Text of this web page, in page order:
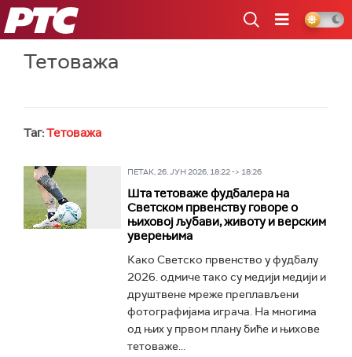
РТС
Тетоважа
Таг:Тетоважа
ПЕТАК, 26. ЈУН 2026, 18:22 -> 18:26
Шта тетоваже фудбалера на
Светском првенству говоре о
њиховој љубави, животу и верским
уверењима
Како Светско првенство у фудбалу
2026. одмиче тако су медији медији и
друштвене мреже преплављени
фотографијама играча. На многима
од њих у првом плану биће и њихове
тетоваже...